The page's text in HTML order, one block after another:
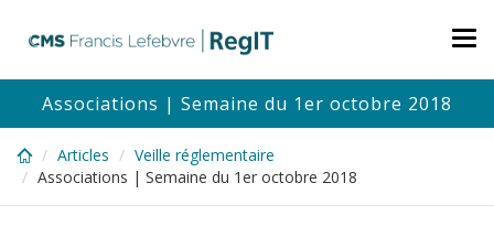
content
Associations | Semaine du 1er octobre 2018
Articles
Veille réglementaire
Associations | Semaine du 1er octobre 2018